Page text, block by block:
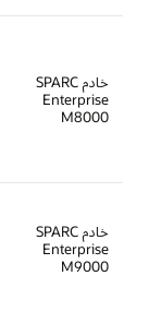
خادم SPARC
Enterprise
M8000
خادم SPARC
Enterprise
M9000